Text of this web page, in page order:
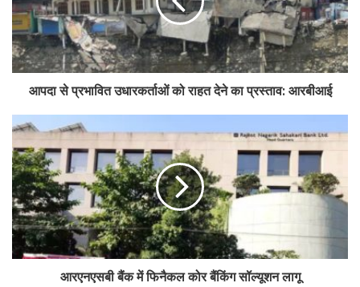
आपदा से प्रभावित उधारकर्ताओं को राहत देने का प्रस्ताव: आरबीआई
आरएनएसबी बैंक में फिनैकल कोर बैंकिंग सॉल्यूशन लागू